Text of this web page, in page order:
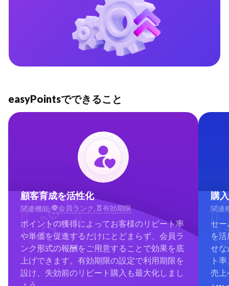
easyPointsでできること
顧客育成を活性化
関連機能: 会員ランク, 有効期限
ポイントの獲得によってお客様のリピート率
や単価を促進するだけにとどまらず、会員ラ
ンク形式の報酬をご用意することで効果を底
上げできます。有効期限の設定で利用期限を
設け、失効前のリピート購入も最大化しまし
購
関連
セ
を
せな
ト
売上